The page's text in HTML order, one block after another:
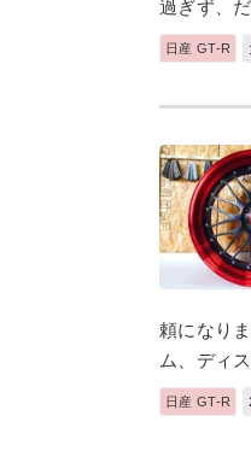
過ぎず、
日産 GT-R
頼になり
ム、ディ
日産 GT-R